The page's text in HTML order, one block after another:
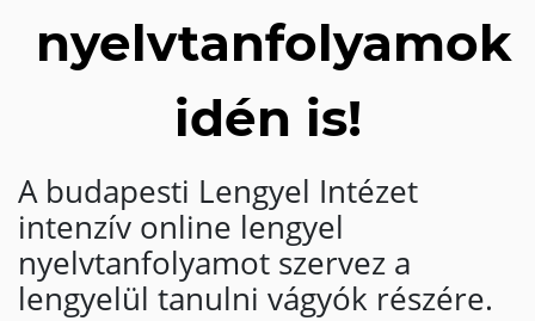
nyelvtanfolyamok
idén is!
A budapesti Lengyel Intézet
intenzív online lengyel
nyelvtanfolyamot szervez a
lengyelül tanulni vágyók részére.